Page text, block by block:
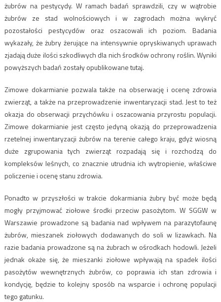
żubrów na pestycydy. W ramach badań sprawdzili, czy w wątrobie
żubrów ze stad wolnościowych i w zagrodach można wykryć
pozostałości pestycydów oraz oszacowali ich poziom. Badania
wykazały, że żubry żerujące na intensywnie opryskiwanych uprawach
zjadają duże ilości szkodliwych dla nich środków ochrony roślin. Wyniki
powyższych badań zostały opublikowane tutaj.
Zimowe dokarmianie pozwala także na obserwację i ocenę zdrowia
zwierząt, a także na przeprowadzenie inwentaryzacji stad. Jest to też
okazja do obserwacji przychówku i oszacowania przyrostu populacji.
Zimowe dokarmianie jest często jedyną okazją do przeprowadzenia
rzetelnej inwentaryzacji żubrów na terenie całego kraju, gdyż wiosną
duże zgrupowania tych zwierząt rozpadają się i rozchodzą do
kompleksów leśnych, co znacznie utrudnia ich wytropienie, właściwe
policzenie i ocenę stanu zdrowia.
Ponadto w przyszłości w trakcie dokarmiania żubry być może będą
mogły przyjmować ziołowe środki przeciw pasożytom. W SGGW w
Warszawie prowadzone są badania nad wpływem na parazytofaunę
żubrów, mieszanek ziołowych dodawanych do soli w lizawkach. Na
razie badania prowadzone są na żubrach w ośrodkach hodowli. Jeżeli
jednak okaże się, że mieszanki ziołowe wpływają na spadek ilości
pasożytów wewnętrznych żubrów, co poprawia ich stan zdrowia i
kondycję, będzie to kolejny sposób na wsparcie i ochronę populacji
tego gatunku.